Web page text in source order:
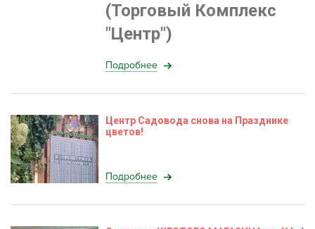
(Торговый Комплекс
"Центр")
Подробнее
Центр Садовода снова на Празднике
цветов!
Подробнее